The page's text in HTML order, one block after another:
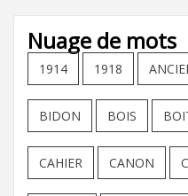
Nuage de mots
1914 1918
BIDON BOIS
CAHIER CANON